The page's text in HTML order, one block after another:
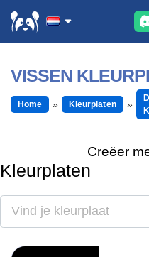
VISSEN
Home Kleurplaten
Creëer
Kleurplaten